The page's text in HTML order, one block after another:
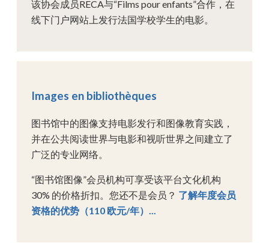
该协会成员RECA与“Films pour enfants”合作，在
线下门户网站上发行法国学校学生的电影。
Images en bibliothèques
图书馆中的图像支持电影发行和图像教育实践，
并在公共阅读世界与电影和视听世界之间建立了
广泛的专业网络。
“图书馆图像”会员机构可享受该平台文化机构
30% 的价格折扣。您还不是会员？ 了解年度会员
资格的优势（110 欧元/年）...